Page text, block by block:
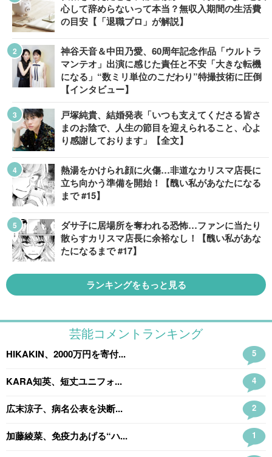
心して辞めらないって本当？無収入期間の生活費
の目安【「退職プロ」が解説】
神谷天音＆中田乃愛、60周年記念作品「ウルトラ
マンテオ」出演に感じた責任と不安「大きな転機
になる」“数ミリ単位のこだわり”特撮技術に圧倒
【インタビュー】
戸塚純貴、結婚発表「いつも支えてくださる皆さ
まのお陰で、人生の節目を迎えられること、心よ
り感謝しております」【全文】
熱湯をかけられ顔に火傷…非道なカリスマ店長に
立ち向かう準備を開始！【醜い私があなたになる
まで #15】
ダサ子に居場所を奪われる恐怖…ファンに当たり
散らすカリスマ店長に余裕なし！【醜い私があな
たになるまで #17】
ランキングをもっと見る